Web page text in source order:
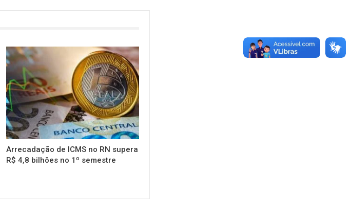
Arrecadação de ICMS no RN supera
R$ 4,8 bilhões no 1º semestre